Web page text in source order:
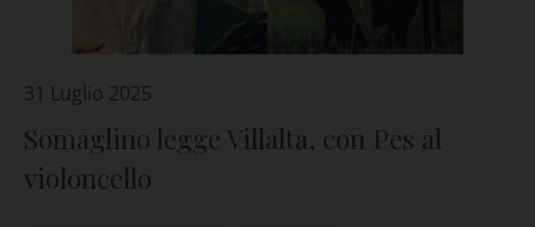
31 Luglio 2025
Somaglino legge Villalta, con Pes al
violoncello